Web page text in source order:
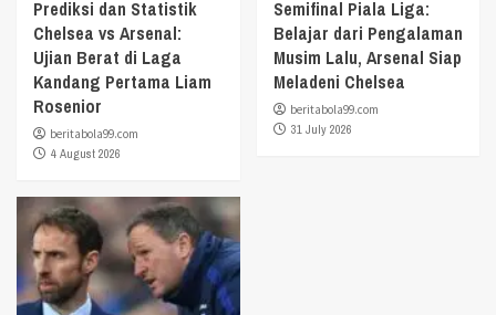
Prediksi dan Statistik
Chelsea vs Arsenal:
Ujian Berat di Laga
Kandang Pertama Liam
Rosenior
beritabola99.com
4 August 2026
Semifinal Piala Liga:
Belajar dari Pengalaman
Musim Lalu, Arsenal Siap
Meladeni Chelsea
beritabola99.com
31 July 2026